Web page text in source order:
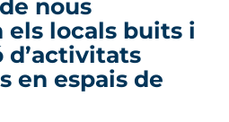
nous
els locals buits i
d’activitats
en espais de